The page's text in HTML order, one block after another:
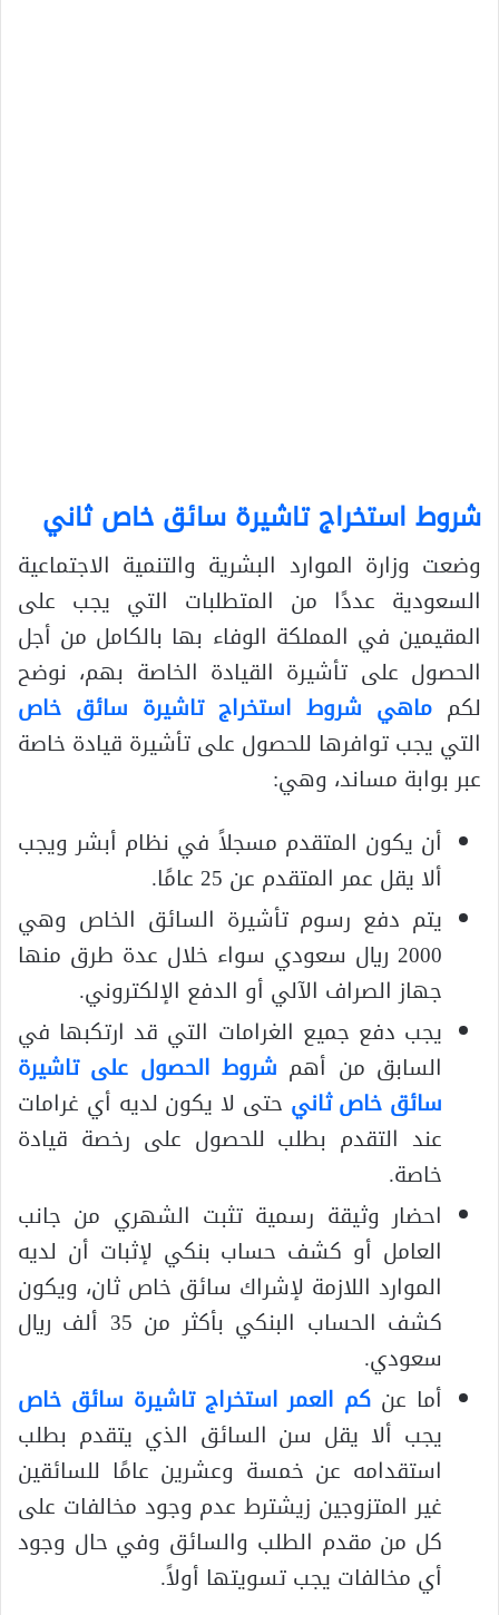
شروط استخراج تاشيرة سائق خاص ثاني
وضعت وزارة الموارد البشرية والتنمية الاجتماعية
السعودية عددًا من المتطلبات التي يجب على
المقيمين في المملكة الوفاء بها بالكامل من أجل
الحصول على تأشيرة القيادة الخاصة بهم، نوضح
لكم ماهي شروط استخراج تاشيرة سائق خاص
التي يجب توافرها للحصول على تأشيرة قيادة خاصة
عبر بوابة مساند، وهي:
أن يكون المتقدم مسجلاً في نظام أبشر ويجب
ألا يقل عمر المتقدم عن 25 عامًا.
يتم دفع رسوم تأشيرة السائق الخاص وهي
2000 ريال سعودي سواء خلال عدة طرق منها
جهاز الصراف الآلي أو الدفع الإلكتروني.
يجب دفع جميع الغرامات التي قد ارتكبها في
السابق من أهم شروط الحصول على تاشيرة
سائق خاص ثاني حتى لا يكون لديه أي غرامات
عند التقدم بطلب للحصول على رخصة قيادة
خاصة.
احضار وثيقة رسمية تثبت الشهري من جانب
العامل أو كشف حساب بنكي لإثبات أن لديه
الموارد اللازمة لإشراك سائق خاص ثان، ويكون
كشف الحساب البنكي بأكثر من 35 ألف ريال
سعودي.
أما عن كم العمر استخراج تاشيرة سائق خاص
يجب ألا يقل سن السائق الذي يتقدم بطلب
استقدامه عن خمسة وعشرين عامًا للسائقين
غير المتزوجين زيشترط عدم وجود مخالفات على
كل من مقدم الطلب والسائق وفي حال وجود
أي مخالفات يجب تسويتها أولاً.